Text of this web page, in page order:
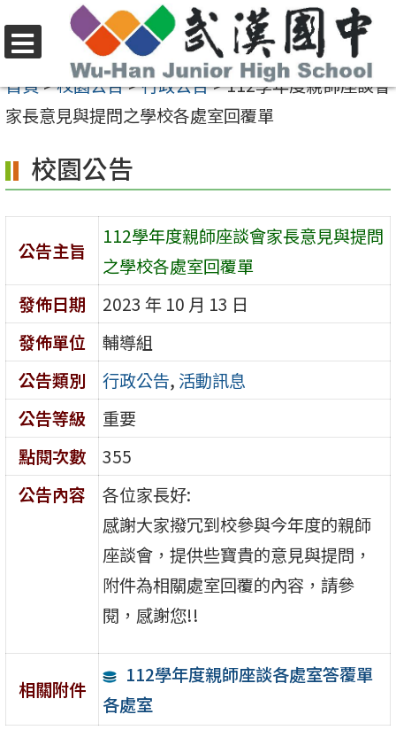
至
要
容
區
選
單
首頁>校園公告>行政公告>112學年度親師座談會
家長意見與提問之學校各處室回覆單
校園公告
公告主旨
112學年度親師座談會家長意見與提問
之學校各處室回覆單
發佈日期
2023 年 10 月 13 日
發佈單位
輔導組
公告類別
行政公告, 活動訊息
公告等級
重要
點閱次數
355
公告內容
各位家長好:
感謝大家撥冗到校參與今年度的親師
座談會，提供些寶貴的意見與提問，
附件為相關處室回覆的內容，請參
閱，感謝您!!
相關附件
112學年度親師座談各處室答覆單
各處室